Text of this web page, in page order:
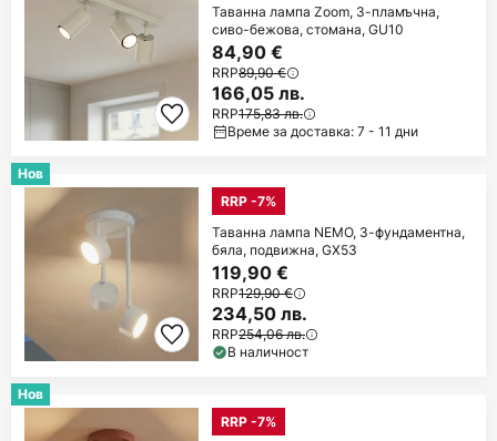
Таванна лампа Zoom, 3-пламъчна,
сиво-бежова, стомана, GU10
84,90 €
RRP89,90 €
166,05 лв.
RRP175,83 лв.
Време за доставка: 7 - 11 дни
Нов
RRP -7%
Таванна лампа NEMO, 3-фундаментна,
бяла, подвижна, GX53
119,90 €
RRP129,90 €
234,50 лв.
RRP254,06 лв.
В наличност
Нов
RRP -7%